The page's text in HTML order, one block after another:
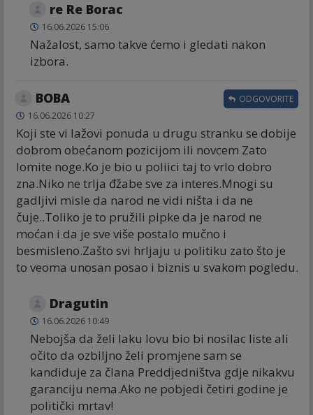
re Re Borac
16.06.2026 15:06
Nažalost, samo takve ćemo i gledati nakon
izbora.
BOBA
16.06.2026 10:27
Koji ste vi lažovi ponuda u drugu stranku se dobije
dobrom obećanom pozicijom ili novcem Zato
lomite noge.Ko je bio u poliici taj to vrlo dobro
zna.Niko ne trlja đžabe sve za interes.Mnogi su
gadljivi misle da narod ne vidi ništa i da ne
čuje..Toliko je to pružili pipke da je narod ne
moćan i da je sve više postalo mučno i
besmisleno.Zašto svi hrljaju u politiku zato što je
to veoma unosan posao i biznis u svakom pogledu.
ODGOVORITE
Dragutin
16.06.2026 10:49
Nebojša da želi laku lovu bio bi nosilac liste ali
očito da ozbiljno želi promjene sam se
kandiduje za člana Preddjedništva gdje nikakvu
garanciju nema.Ako ne pobjedi četiri godine je
politički mrtav!